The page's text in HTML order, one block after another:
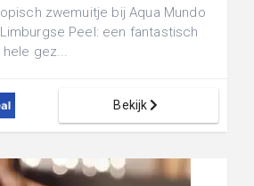
zwemuitje bij Aqua Mundo
Peel: een fantastisch
gez...
Bekijk